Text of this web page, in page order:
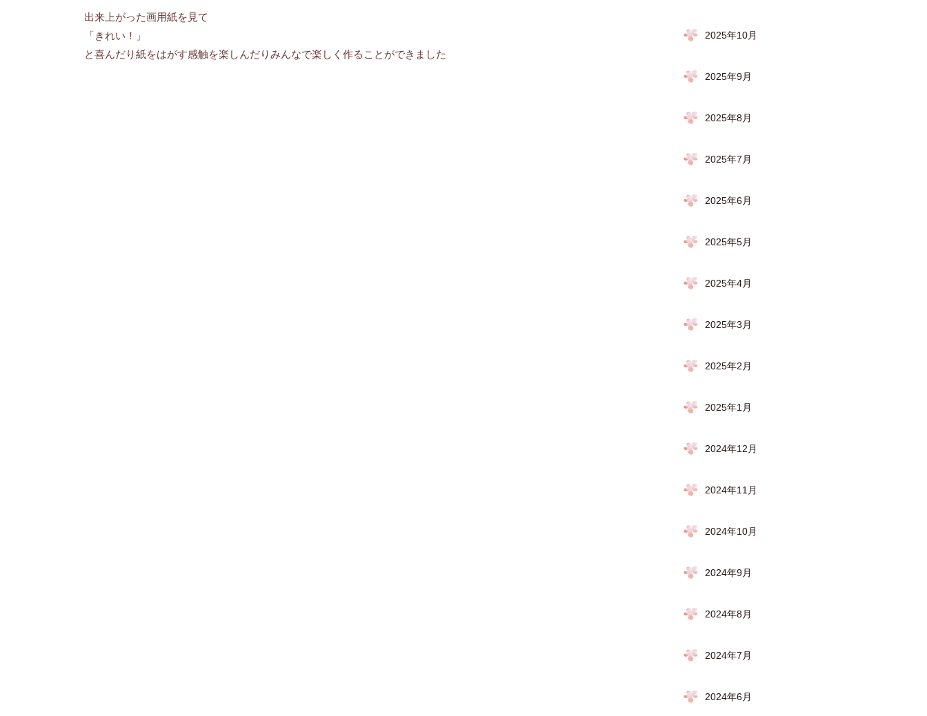
出来上がった画用紙を見て
「きれい！」
と喜んだり紙をはがす感触を楽しんだりみんなで楽しく作ることができました
2025年10月
2025年9月
2025年8月
2025年7月
2025年6月
2025年5月
2025年4月
2025年3月
2025年2月
2025年1月
2024年12月
2024年11月
2024年10月
2024年9月
2024年8月
2024年7月
2024年6月